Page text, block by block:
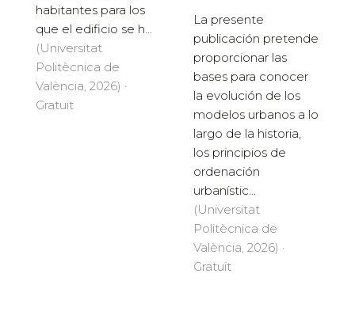
habitantes para los
que el edificio se h...
(Universitat
Politècnica de
València, 2026) ·
Gratuït
La presente
publicación pretende
proporcionar las
bases para conocer
la evolución de los
modelos urbanos a lo
largo de la historia,
los principios de
ordenación
urbanístic...
(Universitat
Politècnica de
València, 2026) ·
Gratuït